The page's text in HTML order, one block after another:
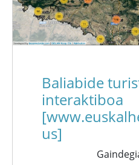
Baliabide
interaktiboa
us]